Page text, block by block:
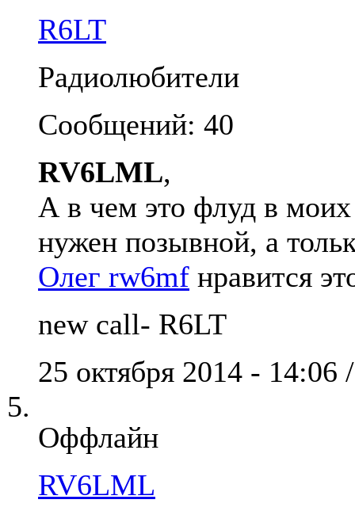
R6LT
Радиолюбители
Сообщений: 40
RV6LML,
А в чем это флуд в
нужен позывной, а
Олег rw6mf нравится
new call- R6LT
25 октября 2014 - 14:06
Оффлайн
RV6LML